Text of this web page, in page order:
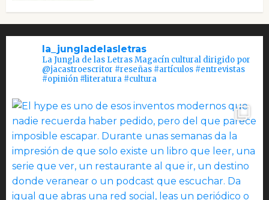
la_jungladelasletras
La Jungla de las Letras Magacín cultural dirigido por
@jacastroescritor #reseñas #artículos #entrevistas
#opinión #literatura #cultura